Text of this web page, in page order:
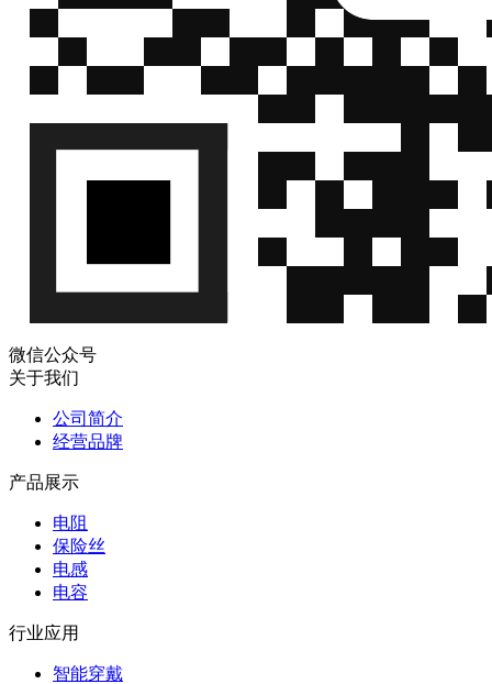
微信公众号
关于我们
公司简介
经营品牌
产品展示
电阻
保险丝
电感
电容
行业应用
智能穿戴